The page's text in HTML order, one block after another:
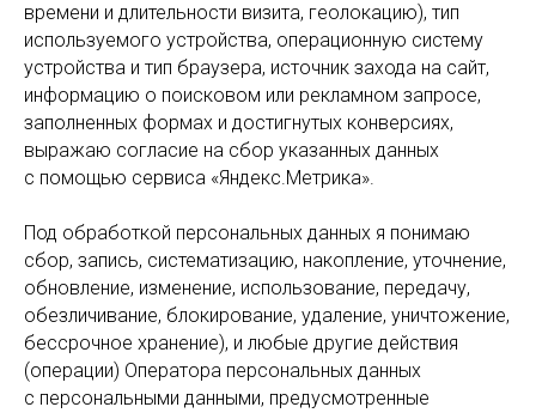
времени и длительности визита, геолокацию), тип
используемого устройства, операционную систему
устройства и тип браузера, источник захода на сайт,
информацию о поисковом или рекламном запросе,
заполненных формах и достигнутых конверсиях,
выражаю согласие на сбор указанных данных
с помощью сервиса «Яндекс.Метрика».
Под обработкой персональных данных я понимаю
сбор, запись, систематизацию, накопление, уточнение,
обновление, изменение, использование, передачу,
обезличивание, блокирование, удаление, уничтожение,
бессрочное хранение), и любые другие действия
(операции) Оператора персональных данных
с персональными данными, предусмотренные